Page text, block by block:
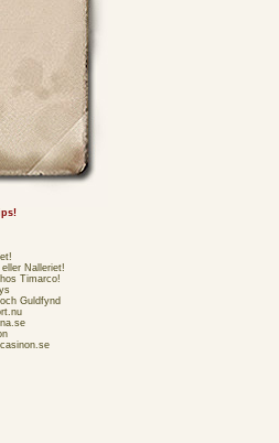
!
eller Nalleriet!
Timarco!
och Guldfynd